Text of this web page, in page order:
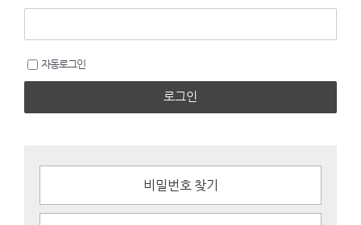
자동로그인
로그인
비밀번호 찾기